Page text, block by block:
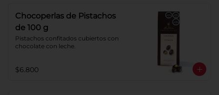
Chocoperlas de Pistachos
de 100 g
Pistachos confitados cubiertos con
chocolate con leche.
$6.800